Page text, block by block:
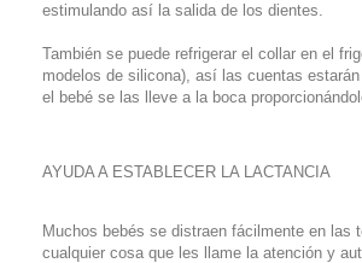
estimulando así la salida de los dientes.
También se puede refrigerar el collar en el
modelos de silicona), así las cuentas
el bebé se las lleve a la boca
AYUDA A ESTABLECER LA LACTANCIA
Muchos bebés se distraen fácilmente en las
cualquier cosa que les llame la atención y